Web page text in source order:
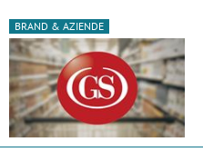
BRAND & AZIENDE